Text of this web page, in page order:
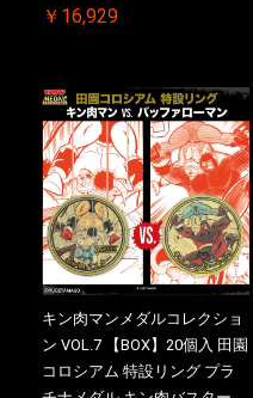
2.0 ケース付き【初回購入特
一斉出荷予定
￥16,929
キン肉マンメダルコレクショ
ン VOL.7 【BOX】20個入 田園
コロシアム 特設リング プラ